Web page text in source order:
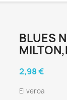
BLUES
2,98 €
Ei veroa